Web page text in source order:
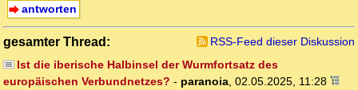
antworten
gesamter Thread:
RSS-Feed dieser Diskussion
Ist die iberische Halbinsel der Wurmfortsatz des
europäischen Verbundnetzes? - paranoia, 02.05.2025, 11:28